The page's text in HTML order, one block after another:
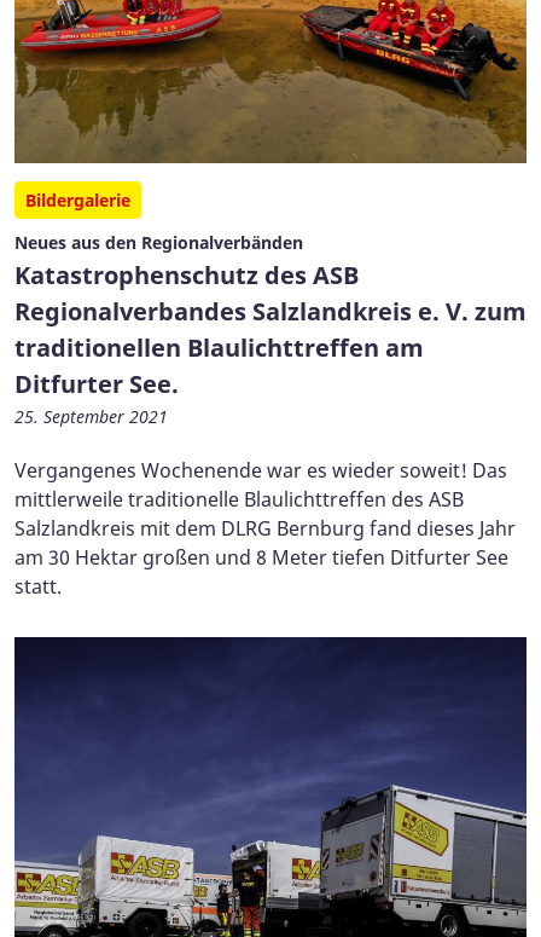
Bildergalerie
Neues aus den Regionalverbänden
Katastrophenschutz des ASB
Regionalverbandes Salzlandkreis e. V. zum
traditionellen Blaulichttreffen am
Ditfurter See.
25. September 2021
Vergangenes Wochenende war es wieder soweit! Das
mittlerweile traditionelle Blaulichttreffen des ASB
Salzlandkreis mit dem DLRG Bernburg fand dieses Jahr
am 30 Hektar großen und 8 Meter tiefen Ditfurter See
statt.